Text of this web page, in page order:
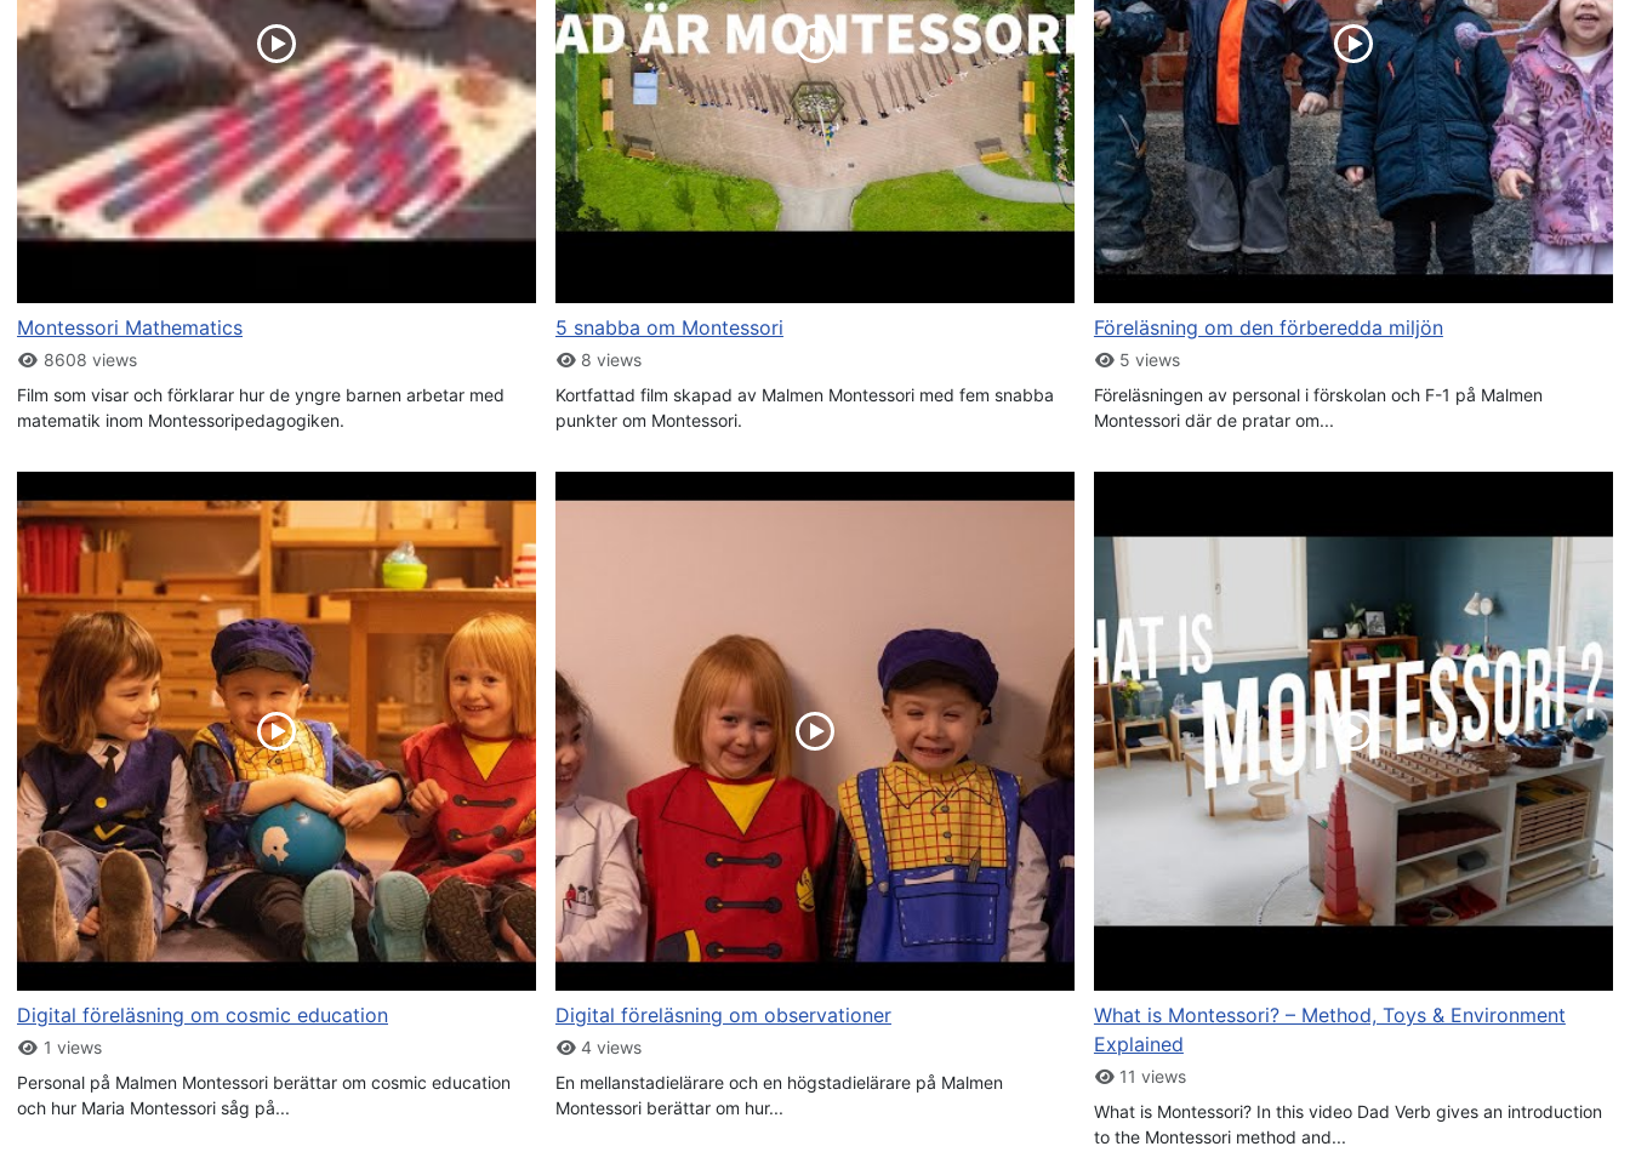
Montessori Mathematics
8608 views
Film som visar och förklarar hur de yngre barnen arbetar med
matematik inom Montessoripedagogiken.
5 snabba om Montessori
8 views
Kortfattad film skapad av Malmen Montessori med fem snabba
punkter om Montessori.
Föreläsning om den förberedda miljön
5 views
Föreläsningen av personal i förskolan och F-1 på Malmen
Montessori där de pratar om...
Digital föreläsning om cosmic education
1 views
Personal på Malmen Montessori berättar om cosmic education
och hur Maria Montessori såg på...
Digital föreläsning om observationer
4 views
En mellanstadielärare och en högstadielärare på Malmen
Montessori berättar om hur...
What is Montessori? – Method, Toys & Environment
Explained
11 views
What is Montessori? In this video Dad Verb gives an introduction
to the Montessori method and...